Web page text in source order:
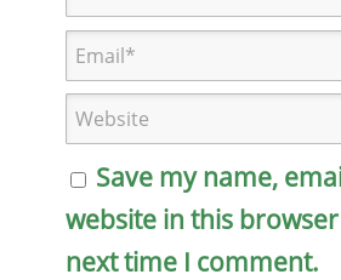
Save my name,
website in this
next time I comment.